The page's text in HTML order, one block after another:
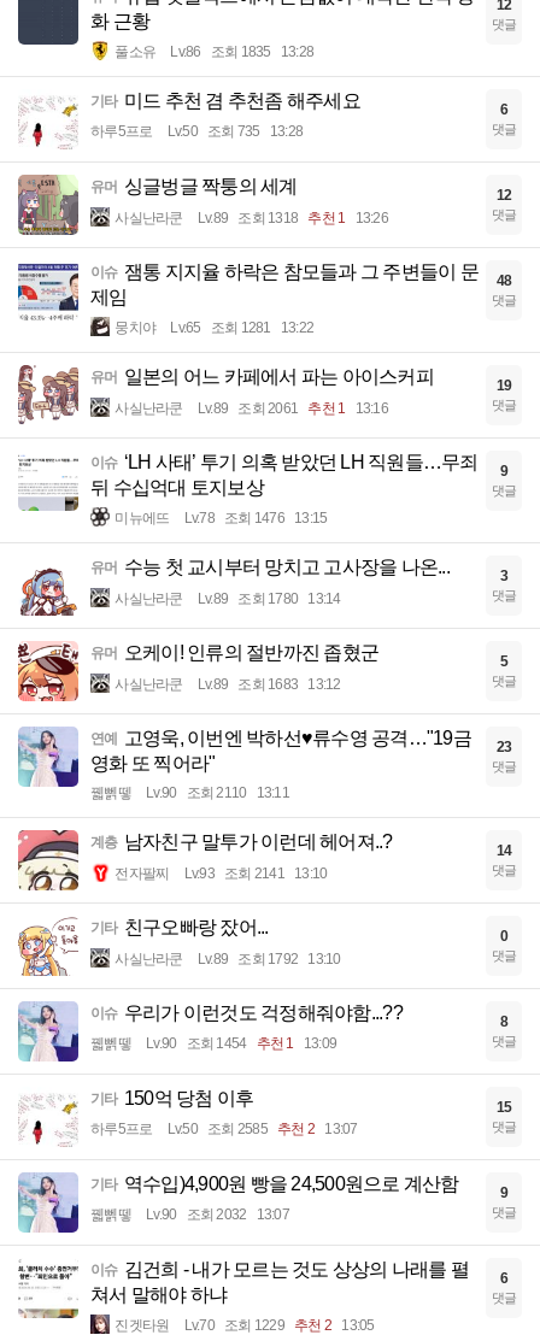
화 근황
풀소유 Lv.86 조회 1835 13:28
12
댓글
기타 미드 추천 겸 추천좀 해주세요
하루5프로 Lv.50 조회 735 13:28
6
댓글
유머 싱글벙글 짝퉁의 세계
사실난라쿤 Lv.89 조회 1318 추천 1 13:26
12
댓글
이슈 잼통 지지율 하락은 참모들과 그 주변들이 문
제임
뭉치야 Lv.65 조회 1281 13:22
48
댓글
유머 일본의 어느 카페에서 파는 아이스커피
사실난라쿤 Lv.89 조회 2061 추천 1 13:16
19
댓글
이슈 ‘LH 사태’ 투기 의혹 받았던 LH 직원들…무죄
뒤 수십억대 토지보상
미뉴에뜨 Lv.78 조회 1476 13:15
9
댓글
유머 수능 첫 교시부터 망치고 고사장을 나온...
사실난라쿤 Lv.89 조회 1780 13:14
3
댓글
유머 오케이! 인류의 절반까진 좁혔군
사실난라쿤 Lv.89 조회 1683 13:12
5
댓글
연예
고영욱, 이번엔 박하선♥류수영 공격…"19금
영화 또 찍어라"
꿻뻵뗗 Lv.90 조회 2110 13:11
23
댓글
계층 남자친구 말투가 이런데 헤어져..?
전자팔찌 Lv.93 조회 2141 13:10
14
댓글
기타 친구오빠랑 잤어...
사실난라쿤 Lv.89 조회 1792 13:10
0
댓글
이슈 우리가 이런것도 걱정해줘야함...??
꿻뻵뗗 Lv.90 조회 1454 추천 1 13:09
8
댓글
기타 150억 당첨 이후
하루5프로 Lv.50 조회 2585 추천 2 13:07
15
댓글
기타 역수입)4,900원 빵을 24,500원으로 계산함
꿻뻵뗗 Lv.90 조회 2032 13:07
9
댓글
이슈 김건희 - 내가 모르는 것도 상상의 나래를 펼
쳐서 말해야 하냐
진겟타원 Lv.70 조회 1229 추천 2 13:05
6
댓글